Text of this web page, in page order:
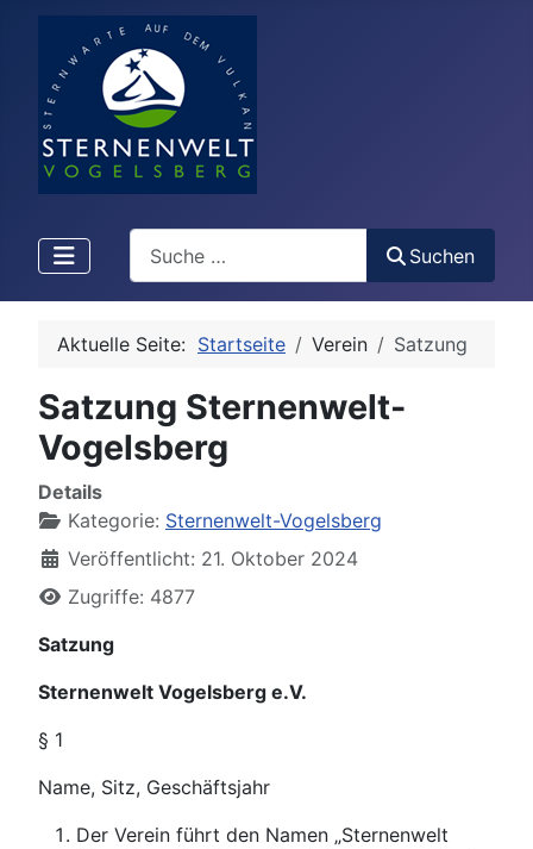
Suchen
Aktuelle Seite: Startseite Verein Satzung
Satzung Sternenwelt-
Vogelsberg
Details
Kategorie: Sternenwelt-Vogelsberg
Veröffentlicht: 21. Oktober 2024
Zugriffe: 4877
Satzung
Sternenwelt Vogelsberg e.V.
§ 1
Name, Sitz, Geschäftsjahr
Der Verein führt den Namen „Sternenwelt